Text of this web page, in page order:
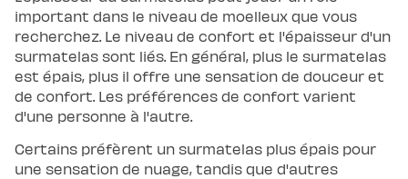
important dans le niveau de moelleux que vous
recherchez. Le niveau de confort et l'épaisseur d'un
surmatelas sont liés. En général, plus le surmatelas
est épais, plus il offre une sensation de douceur et
de confort. Les préférences de confort varient
d'une personne à l'autre.
Certains préfèrent un surmatelas plus épais pour
une sensation de nuage, tandis que d'autres